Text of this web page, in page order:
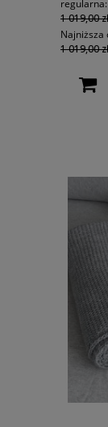
regularna:
1 019,00 zł
Najniższa
1 019,00 zł